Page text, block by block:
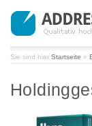
Sie sind hier Startseite »